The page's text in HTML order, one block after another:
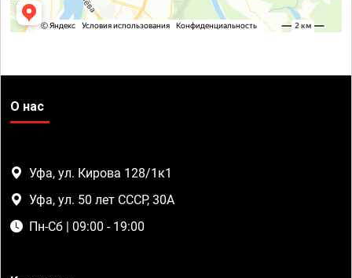
О нас
Уфа, ул. Кирова 128/1к1
Уфа, ул. 50 лет СССР, 30А
Пн-Сб | 09:00 - 19:00